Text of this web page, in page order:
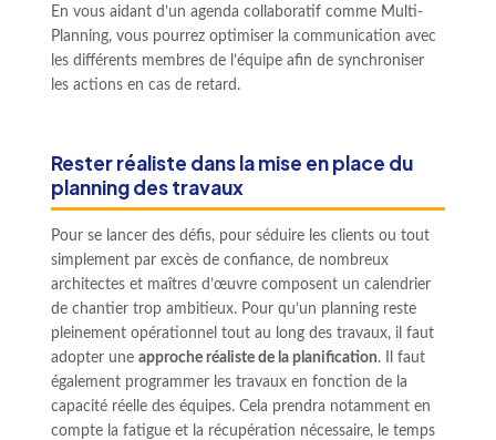
En vous aidant d’un agenda collaboratif comme Multi-
Planning, vous pourrez optimiser la communication avec
les différents membres de l’équipe afin de synchroniser
les actions en cas de retard.
Rester réaliste dans la mise en place du
planning des travaux
Pour se lancer des défis, pour séduire les clients ou tout
simplement par excès de confiance, de nombreux
architectes et maîtres d’œuvre composent un calendrier
de chantier trop ambitieux. Pour qu’un planning reste
pleinement opérationnel tout au long des travaux, il faut
adopter une approche réaliste de la planification. Il faut
également programmer les travaux en fonction de la
capacité réelle des équipes. Cela prendra notamment en
compte la fatigue et la récupération nécessaire, le temps